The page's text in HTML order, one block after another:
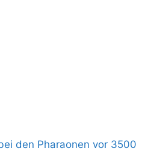
den Pharaonen vor 3500